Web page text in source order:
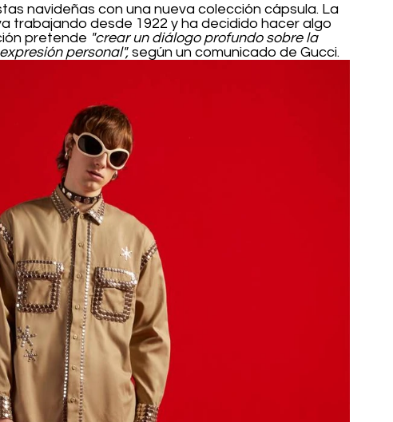
navideñas con una nueva colección cápsula. La
trabajando desde 1922 y ha decidido hacer algo
pretende "crear un diálogo profundo sobre la
personal", según un comunicado de Gucci.